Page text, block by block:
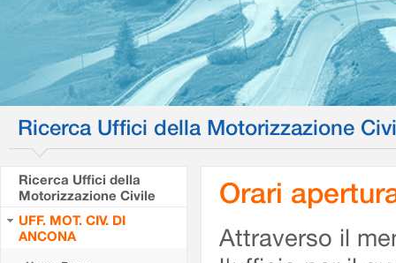
Ricerca Uffici della Motorizzazione
Ricerca Uffici della
Motorizzazione Civile
UFF. MOT. CIV. DI
ANCONA
Orari
Attraverso il